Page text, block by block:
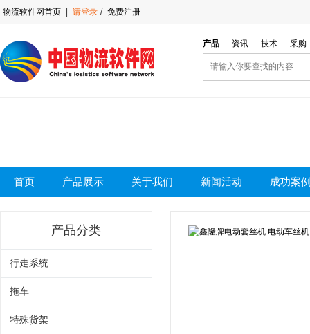
物流软件网首页 请登录 / 免费注册
产品 资讯 技术 采购
首页 产品展示 关于我们 新闻活动 成功案
产品分类
行走系统
拖车
特殊货架